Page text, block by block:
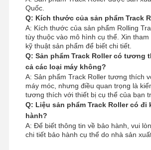
Quốc.
Q: Kích thước của sản phẩm Track
A: Kích thước của sản phẩm Rolling
tùy thuộc vào mô hình cụ thể. Xin
kỹ thuật sản phẩm để biết chi tiết.
Q: Sản phẩm Track Roller có tương
cả các loại máy không?
A: Sản phẩm Track Roller tương thích
máy móc, nhưng điều quan trọng là
tương thích với thiết bị cụ thể của bạn
Q: Liệu sản phẩm Track Roller có đi
hành?
A: Để biết thông tin về bảo hành, vui
chi tiết bảo hành cụ thể do nhà sản